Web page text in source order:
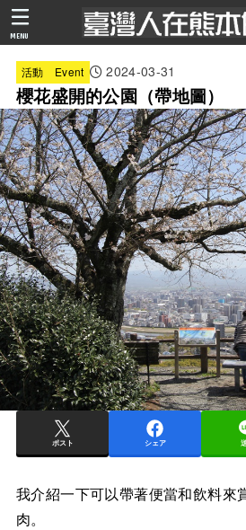
MENU
活動 Event 2024-03-31
櫻花盛開的公園（帶地圖）
ポスト シェア
我介紹一下可以帶著便當和飲料來
肉。